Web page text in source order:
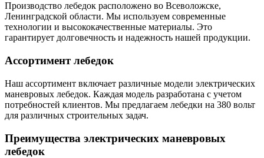
Производство лебедок расположено во Всеволожске,
Ленинградской области. Мы используем современные
технологии и высококачественные материалы. Это
гарантирует долговечность и надежность нашей продукции.
Ассортимент лебедок
Наш ассортимент включает различные модели электрических
маневровых лебедок. Каждая модель разработана с учетом
потребностей клиентов. Мы предлагаем лебедки на 380 вольт
для различных строительных задач.
Преимущества электрических маневровых
лебедок